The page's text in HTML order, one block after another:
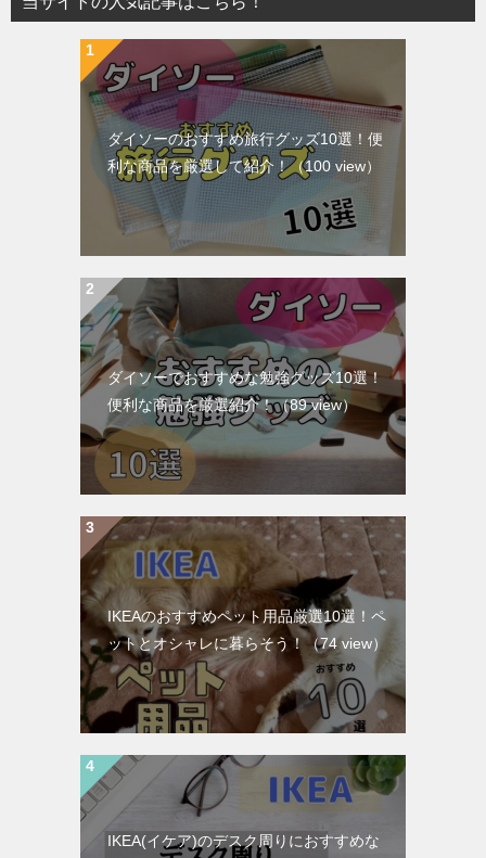
ダイソーのおすすめ旅行グッズ10選！便
利な商品を厳選して紹介！（100 view）
ダイソーでおすすめな勉強グッズ10選！
便利な商品を厳選紹介！（89 view）
IKEAのおすすめペット用品厳選10選！ペ
ットとオシャレに暮らそう！ （74 view）
IKEA(イケア)のデスク周りにおすすめな